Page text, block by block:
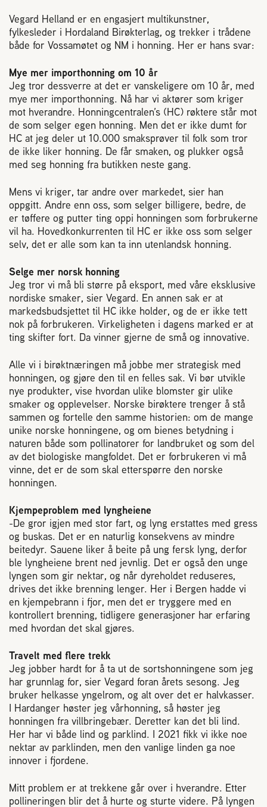
Plassering av bigård
Sjekkliste for kjøp og salg av bier
Sykdom hos bier
Sukkeravgiftsrefusjon
Prosjekter
Norges Birøkterlags standpunkt
Min side (Rubic)
Dampsagveien 14
2004 Lillestrøm
TEL 63 94 20 80
post@norbi.no
Vegard Helland er en engasjert multikunstner,
fylkesleder i Hordaland Birøkterlag, og trekker i trådene
både for Vossamøtet og NM i honning. Her er hans svar:
Mye mer importhonning om 10 år
Jeg tror dessverre at det er vanskeligere om 10 år, med
mye mer importhonning. Nå har vi aktører som kriger
mot hverandre. Honningcentralen’s (HC) røktere står mot
de som selger egen honning. Men det er ikke dumt for
HC at jeg deler ut 10.000 smaksprøver til folk som tror
de ikke liker honning. De får smaken, og plukker også
med seg honning fra butikken neste gang.
Mens vi kriger, tar andre over markedet, sier han
oppgitt. Andre enn oss, som selger billigere, bedre, de
er tøffere og putter ting oppi honningen som forbrukerne
vil ha. Hovedkonkurrenten til HC er ikke oss som selger
selv, det er alle som kan ta inn utenlandsk honning.
Selge mer norsk honning
Jeg tror vi må bli større på eksport, med våre eksklusive
nordiske smaker, sier Vegard. En annen sak er at
markedsbudsjettet til HC ikke holder, og de er ikke tett
nok på forbrukeren. Virkeligheten i dagens marked er at
ting skifter fort. Da vinner gjerne de små og innovative.
Alle vi i birøktnæringen må jobbe mer strategisk med
honningen, og gjøre den til en felles sak. Vi bør utvikle
nye produkter, vise hvordan ulike blomster gir ulike
smaker og opplevelser. Norske birøktere trenger å stå
sammen og fortelle den samme historien: om de mange
unike norske honningene, og om bienes betydning i
naturen både som pollinatorer for landbruket og som del
av det biologiske mangfoldet. Det er forbrukeren vi må
vinne, det er de som skal etterspørre den norske
honningen.
Kjempeproblem med lyngheiene
-De gror igjen med stor fart, og lyng erstattes med gress
og buskas. Det er en naturlig konsekvens av mindre
beitedyr. Sauene liker å beite på ung fersk lyng, derfor
ble lyngheiene brent ned jevnlig. Det er også den unge
lyngen som gir nektar, og når dyreholdet reduseres,
drives det ikke brenning lenger. Her i Bergen hadde vi
en kjempebrann i fjor, men det er tryggere med en
kontrollert brenning, tidligere generasjoner har erfaring
med hvordan det skal gjøres.
Travelt med flere trekk
Jeg jobber hardt for å ta ut de sortshonningene som jeg
har grunnlag for, sier Vegard foran årets sesong. Jeg
bruker helkasse yngelrom, og alt over det er halvkasser.
I Hardanger høster jeg vårhonning, så høster jeg
honningen fra villbringebær. Deretter kan det bli lind.
Her har vi både lind og parklind. I 2021 fikk vi ikke noe
nektar av parklinden, men den vanlige linden ga noe
innover i fjordene.
Mitt problem er at trekkene går over i hverandre. Etter
pollineringen blir det å hurte og sturte videre. På lyngen